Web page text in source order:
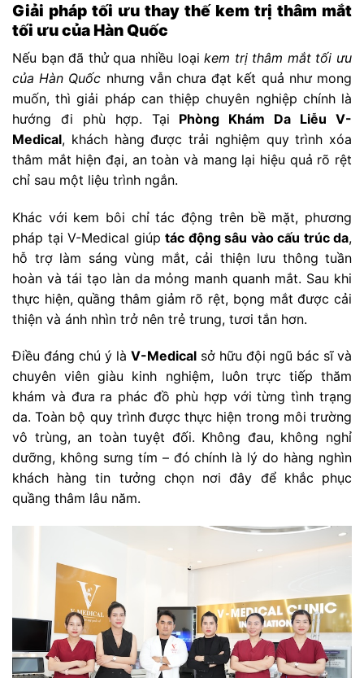
Giải pháp tối ưu thay thế kem trị thâm mắt
tối ưu của Hàn Quốc
Nếu bạn đã thử qua nhiều loạikem trị thâm mắt tối ưu
của Hàn Quốc nhưng vẫn chưa đạt kết quả như mong
muốn, thì giải pháp can thiệp chuyên nghiệp chính là
hướng đi phù hợp. Tại Phòng Khám Da Liễu V-
Medical, khách hàng được trải nghiệm quy trình xóa
thâm mắt hiện đại, an toàn và mang lại hiệu quả rõ rệt
chỉ sau một liệu trình ngắn.
Khác với kem bôi chỉ tác động trên bề mặt, phương
pháp tại V-Medical giúp tác động sâu vào cấu trúc da,
hỗ trợ làm sáng vùng mắt, cải thiện lưu thông tuần
hoàn và tái tạo làn da mỏng manh quanh mắt. Sau khi
thực hiện, quầng thâm giảm rõ rệt, bọng mắt được cải
thiện và ánh nhìn trở nên trẻ trung, tươi tắn hơn.
Điều đáng chú ý là V-Medical sở hữu đội ngũ bác sĩ và
chuyên viên giàu kinh nghiệm, luôn trực tiếp thăm
khám và đưa ra phác đồ phù hợp với từng tình trạng
da. Toàn bộ quy trình được thực hiện trong môi trường
vô trùng, an toàn tuyệt đối. Không đau, không nghỉ
dưỡng, không sưng tím – đó chính là lý do hàng nghìn
khách hàng tin tưởng chọn nơi đây để khắc phục
quầng thâm lâu năm.